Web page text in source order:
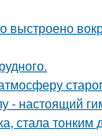
выстроено
настоящий
стала